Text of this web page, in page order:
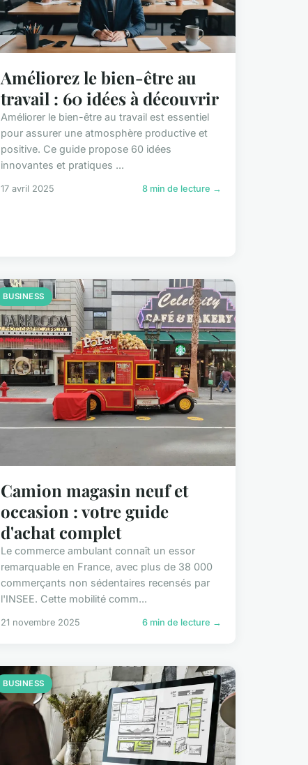
Améliorez le bien-être au
travail : 60 idées à découvrir
Améliorer le bien-être au travail est essentiel
pour assurer une atmosphère productive et
positive. Ce guide propose 60 idées
innovantes et pratiques ...
17 avril 2025 8 min de lecture →
BUSINESS
Camion magasin neuf et
occasion : votre guide
d'achat complet
Le commerce ambulant connaît un essor
remarquable en France, avec plus de 38 000
commerçants non sédentaires recensés par
l'INSEE. Cette mobilité comm...
21 novembre 2025 6 min de lecture →
BUSINESS